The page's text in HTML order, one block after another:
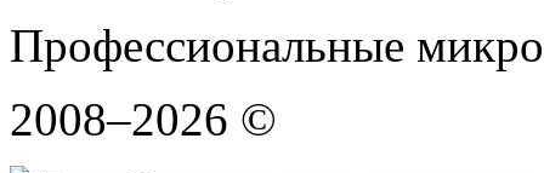
Профессиональные
2008–2026 ©